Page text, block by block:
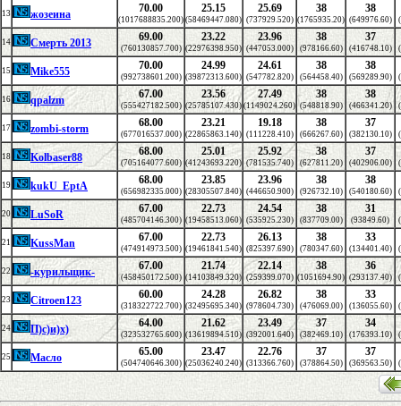
13 жозеина 70.00
(1017688835.200)
25.15
(58469447.080)
25.69
(737929.520)
38
(1765935.20)
38
(649976.60)
14 Смерть 2013 69.00
(760130857.700)
23.22
(22976398.950)
23.96
(447053.000)
38
(978166.60)
37
(416748.10)
15 Mike555 70.00
(992738601.200)
24.99
(39872313.600)
24.61
(547782.820)
38
(564458.40)
38
(569289.90)
16 qpalzm 67.00
(555427182.500)
23.56
(25785107.430)
27.49
(1149024.260)
38
(548818.90)
38
(466341.20)
17 zombi-storm 68.00
(677016537.000)
23.21
(22865863.140)
19.18
(111228.410)
38
(666267.60)
37
(382130.10)
18 Kolbaser88 68.00
(705164077.600)
25.01
(41243693.220)
25.92
(781535.740)
38
(627811.20)
37
(402906.00)
19 kukU_EptA 68.00
(656982335.000)
23.85
(28305507.840)
23.96
(446650.900)
38
(926732.10)
38
(540180.60)
20 LuSoR 67.00
(485704146.300)
22.73
(19458513.060)
24.54
(535925.230)
38
(837709.00)
31
(93849.60)
21 KussMan 67.00
(474914973.500)
22.73
(19461841.540)
26.13
(825397.690)
38
(780347.60)
33
(134401.40)
22 -курильщик- 67.00
(458450172.500)
21.74
(14103849.320)
22.14
(259399.070)
38
(1051694.90)
36
(293137.40)
23 Citroen123 60.00
(318322722.700)
24.28
(32495695.340)
26.82
(978604.730)
38
(476069.00)
33
(136055.60)
24 П)с)и)х) 64.00
(323532765.600)
21.62
(13619894.510)
23.49
(392001.640)
37
(382469.10)
34
(176393.10)
25 Масло 65.00
(504740646.300)
23.47
(25036240.240)
22.76
(313366.760)
37
(378864.50)
37
(369563.50)